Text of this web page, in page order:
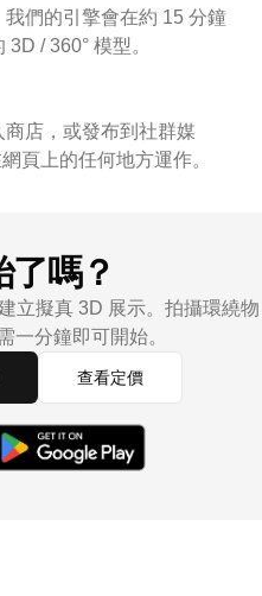
們的引擎會在約 15 分鐘
/ 360° 模型。
店，或發布到社群媒
頁上的任何地方運作。
了嗎？
立擬真 3D 展示。拍攝環繞物
一分鐘即可開始。
查看定價